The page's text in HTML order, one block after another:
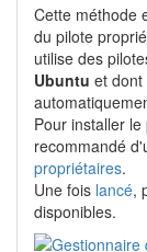
Cette méthode
du pilote
utilise des
Ubuntu et dont
Pour installer
recommandé
propriétaires.
Une fois lancé,
disponibles.